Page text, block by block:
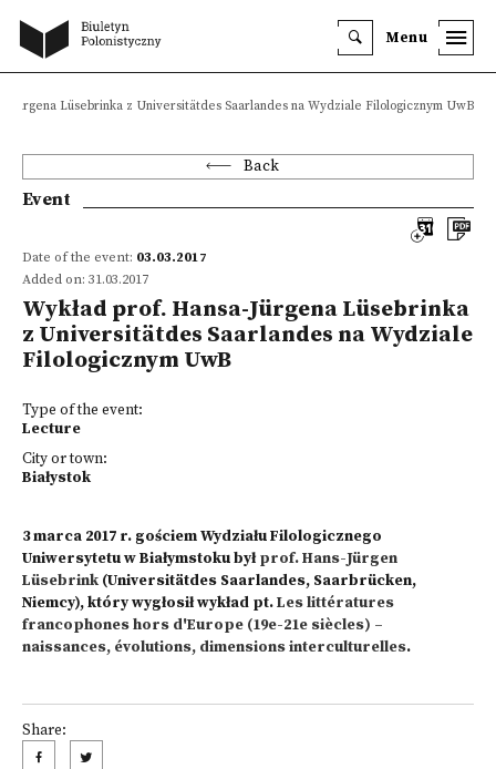
Menu
Jürgena Lüsebrinka z Universitätdes Saarlandes na Wydziale Filologicznym UwB
Back
Event
Date of the event: 03.03.2017
Added on: 31.03.2017
Wykład prof. Hansa-Jürgena Lüsebrinka
z Universitätdes Saarlandes na Wydziale
Filologicznym UwB
Type of the event:
Lecture
City or town:
Białystok
3 marca 2017 r. gościem Wydziału Filologicznego
Uniwersytetu w Białymstoku byłprof. Hans-Jürgen
Lüsebrink (Universitätdes Saarlandes, Saarbrücken,
Niemcy), który wygłosił wykład pt.Les littératures
francophones hors d'Europe (19e-21e siècles) –
naissances, évolutions, dimensions interculturelles.
Share: